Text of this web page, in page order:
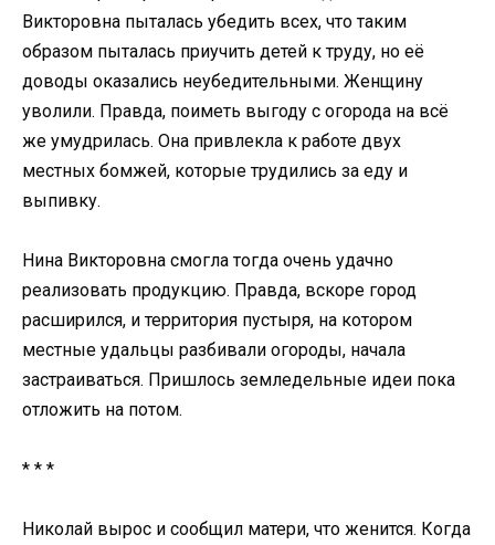
Викторовна пыталась убедить всех, что таким
образом пыталась приучить детей к труду, но её
доводы оказались неубедительными. Женщину
уволили. Правда, поиметь выгоду с огорода на всё
же умудрилась. Она привлекла к работе двух
местных бомжей, которые трудились за еду и
выпивку.
Нина Викторовна смогла тогда очень удачно
реализовать продукцию. Правда, вскоре город
расширился, и территория пустыря, на котором
местные удальцы разбивали огороды, начала
застраиваться. Пришлось земледельные идеи пока
отложить на потом.
* * *
Николай вырос и сообщил матери, что женится. Когда